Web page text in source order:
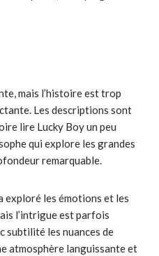
mais l’histoire est trop
Les descriptions sont
lire Lucky Boy un peu
qui explore les grandes
remarquable.
exploré les émotions et les
l’intrigue est parfois
subtilité les nuances de
atmosphère languissante et